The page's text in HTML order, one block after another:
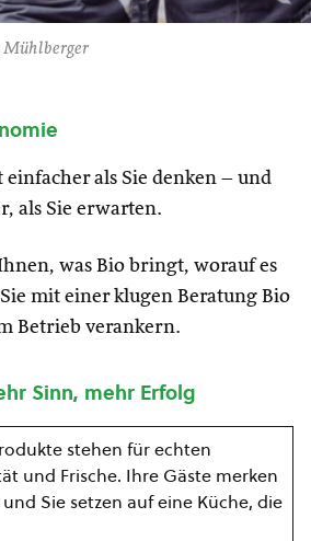
als Sie denken – und
als Sie erwarten.
was Bio bringt, worauf es
mit einer klugen Beratung Bio
Betrieb verankern.
Sinn, mehr Erfolg
stehen für echten
und Frische. Ihre Gäste merken
Sie setzen auf eine Küche, die